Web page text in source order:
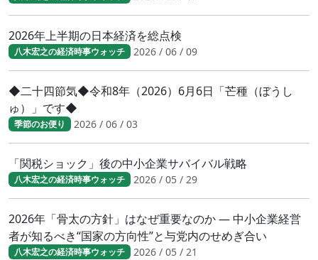
2026年上半期の日本経済を総点検
八木宏之の経済時事ウォッチ 2026 / 06 / 09
◆二十四節気◆令和8年（2026）6月6日「芒種（ぼうし
ゅ）」です◆
季節のお便り 2026 / 06 / 03
「関税ショック」後の中小企業サバイバル戦略
八木宏之の経済時事ウォッチ 2026 / 05 / 29
2026年「骨太の方針」はなぜ重要なのか ― 中小企業経営
者が知るべき“国家の方向性”と与党内のせめぎ合い
八木宏之の経済時事ウォッチ 2026 / 05 / 21